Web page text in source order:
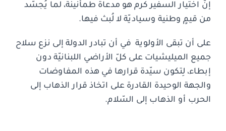
إنّ اختيار السفير كرم هو مدعاة طمأنينة، لما يُجسّد
من قيمٍ وطنية وسياديّة لا لُبث فيها.
على أن تبقى الأولوية في أن تبادر الدولة إلى نزع سلاح
جميع الميليشيات على كلّ الأراضي اللبنانيّة دون
إبطاء، لِتكون سيّدة قرارها في هذه المفاوضات
والجهة الوحيدة القادرة على اتخاذ قرار الذهاب إلى
الحرب أو الذهاب إلى السّلام.